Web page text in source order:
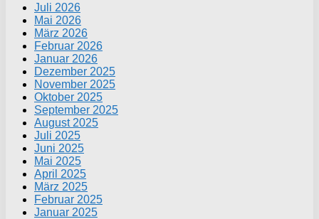
Juli 2026
Mai 2026
März 2026
Februar 2026
Januar 2026
Dezember 2025
November 2025
Oktober 2025
September 2025
August 2025
Juli 2025
Juni 2025
Mai 2025
April 2025
März 2025
Februar 2025
Januar 2025